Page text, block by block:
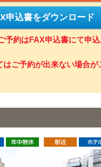
申込書をダウンロード
予約はFAX申込書にて申
はご予約が出来ない場合が